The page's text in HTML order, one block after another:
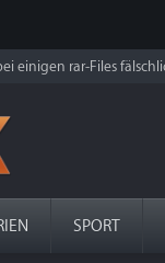
einigen rar-Files
SPORT